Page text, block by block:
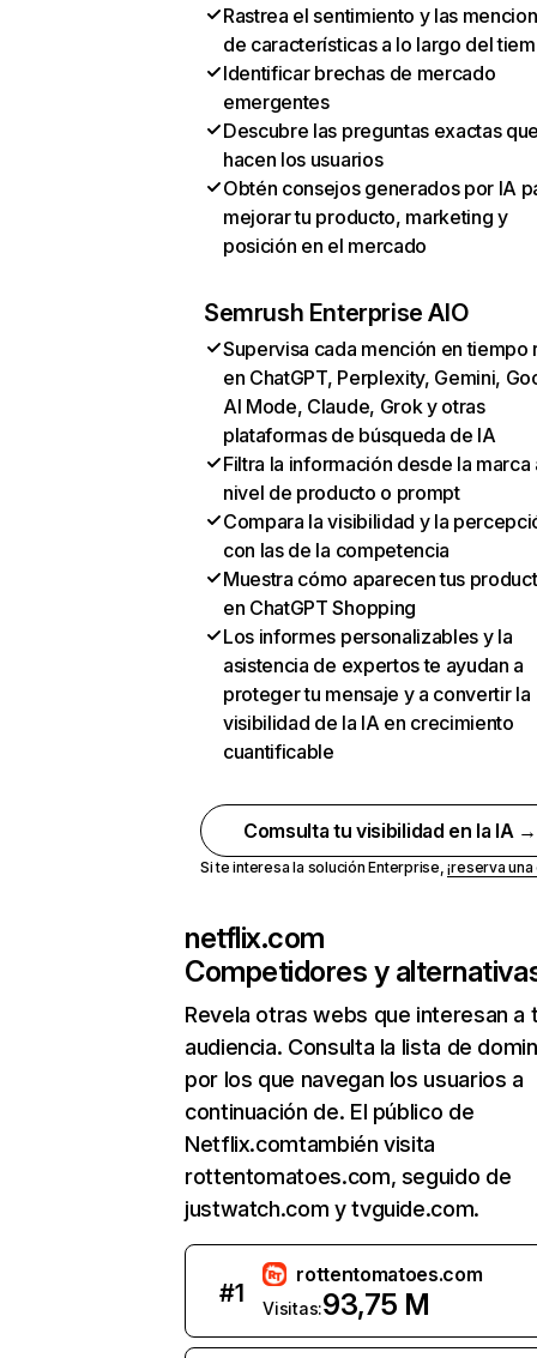
Rastrea el sentimiento y las
de características a lo largo del
Identificar brechas de mercado
emergentes
Descubre las preguntas exactas
hacen los usuarios
Obtén consejos generados por IA
mejorar tu producto, marketing y
posición en el mercado
Semrush Enterprise AIO
Supervisa cada mención en tiempo
en ChatGPT, Perplexity, Gemini,
AI Mode, Claude, Grok y otras
plataformas de búsqueda de IA
Filtra la información desde la marca
nivel de producto o prompt
Compara la visibilidad y la
con las de la competencia
Muestra cómo aparecen tus
en ChatGPT Shopping
Los informes personalizables y la
asistencia de expertos te ayudan a
proteger tu mensaje y a convertir la
visibilidad de la IA en crecimiento
cuantificable
Comsulta tu visibilidad en la IA →
Si te interesa la solución Enterprise,¡reserva
netflix.com
Competidores y
Revela otras webs que interesan a
audiencia. Consulta la lista de
por los que navegan los usuarios a
continuación de. El público de
Netflix.comtambién visita
rottentomatoes.com, seguido de
justwatch.com y tvguide.com.
#1
rottentomatoes.com
Visitas:93,75 M